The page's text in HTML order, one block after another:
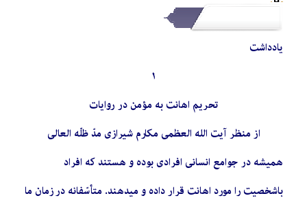
یادداشت
١
تحریم اهانت به مؤمن در روایات
از منظر آیت الله العظمی مکارم شیرازی مدّ ظلّه العالی
همیشه در جوامع انسانی افرادی بوده و هستند كه افراد
باشخصیت را مورد اهانت‏ قرار داده و میدهند. متأسّفانه در زمان ما